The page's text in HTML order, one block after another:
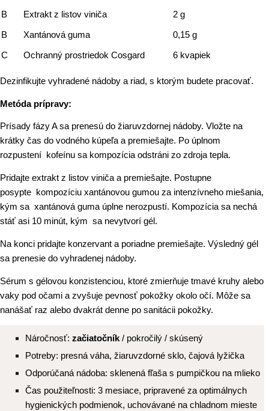
B
Extrakt z listov viniča
2 g
B
Xantánová guma
0,15 g
C
Ochranný prostriedok Cosgard 6 kvapiek
Dezinfikujte vyhradené nádoby a riad, s ktorým budete pracovať.
Metóda prípravy:
Prísady fázy A sa prenesú do žiaruvzdornej nádoby. Vložte na
krátky čas do vodného kúpeľa a premiešajte. Po úplnom
rozpustení kofeínu sa kompozícia odstráni zo zdroja tepla.
Pridajte extrakt z listov viniča a premiešajte. Postupne
posypte kompozíciu xantánovou gumou za intenzívneho miešania,
kým sa xantánová guma úplne nerozpustí. Kompozícia sa nechá
stáť asi 10 minút, kým sa nevytvorí gél.
Na konci pridajte konzervant a poriadne premiešajte. Výsledný gél
sa prenesie do vyhradenej nádoby.
Sérum s gélovou konzistenciou, ktoré zmierňuje tmavé kruhy alebo
vaky pod očami a zvyšuje pevnosť pokožky okolo očí. Môže sa
nanášať raz alebo dvakrát denne po sanitácii pokožky.
Náročnosť: začiatočník / pokročilý / skúsený
Potreby: presná váha, žiaruvzdorné sklo, čajová lyžička
Odporúčaná nádoba: sklenená fľaša s pumpičkou na mlieko
Čas použiteľnosti: 3 mesiace, pripravené za optimálnych
hygienických podmienok, uchovávané na chladnom mieste